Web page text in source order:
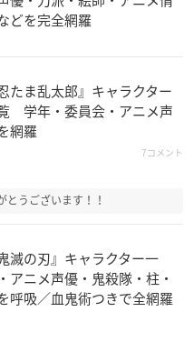
どを完全網羅
忍たま乱太郎』キャラクター
学年・委員会・アニメ声
網羅
7コメント
とうございます！！
鬼滅の刃』キャラクター一
アニメ声優・鬼殺隊・柱・
呼吸／血鬼術つきで全網羅